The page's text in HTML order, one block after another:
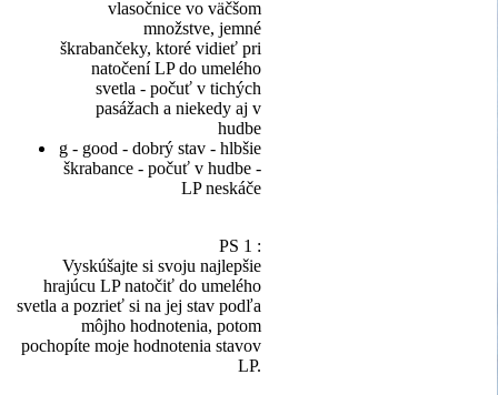
vlasočnice vo väčšom
množstve, jemné
škrabančeky, ktoré vidieť pri
natočení LP do umelého
svetla - počuť v tichých
pasážach a niekedy aj v
hudbe
g - good - dobrý stav - hlbšie
škrabance - počuť v hudbe -
LP neskáče
PS 1 :
Vyskúšajte si svoju najlepšie
hrajúcu LP natočiť do umelého
svetla a pozrieť si na jej stav podľa
môjho hodnotenia, potom
pochopíte moje hodnotenia stavov
LP.